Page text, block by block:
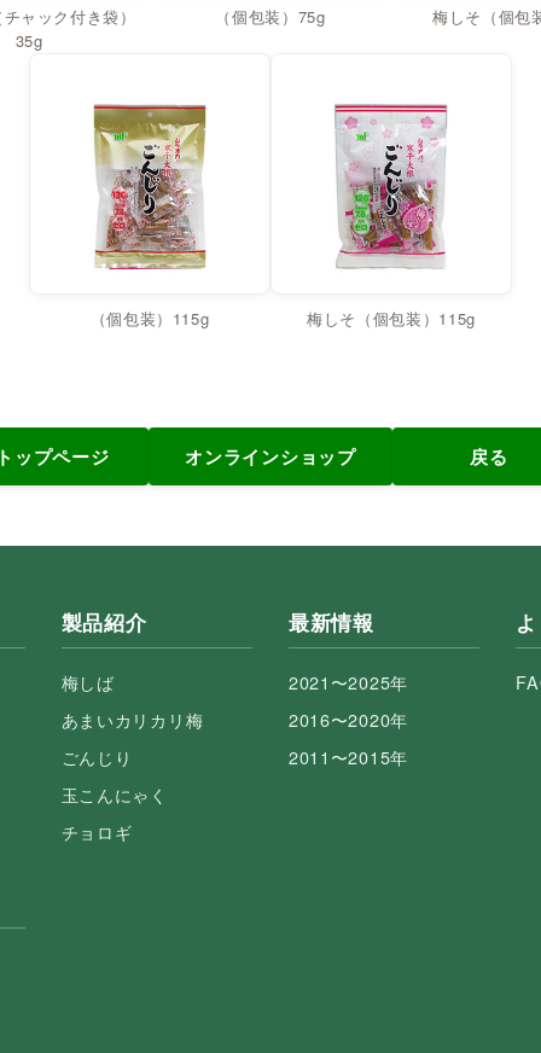
ャック付き袋）
35g
（個包装）75g 梅しそ（個包
（個包装）115g 梅しそ（個包装）115g
ップページ オンラインショップ 戻る
製品紹介
梅しば
あまいカリカリ梅
ごんじり
玉こんにゃく
チョロギ
最新情報
2021〜2025年
2016〜2020年
2011〜2015年